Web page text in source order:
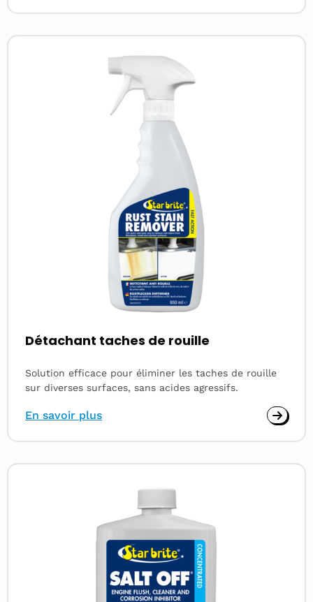
Détachant taches de rouille
Solution efficace pour éliminer les taches de rouille
sur diverses surfaces, sans acides agressifs.
En savoir plus
Read
Read